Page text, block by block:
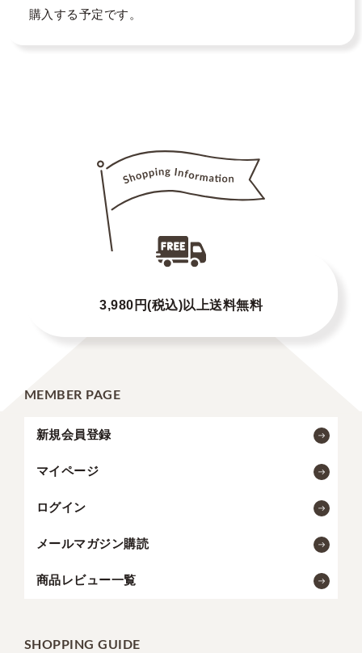
購入する予定です。
3,980円(税込)以上送料無料
MEMBER PAGE
新規会員登録
マイページ
ログイン
メールマガジン購読
商品レビュー一覧
SHOPPING GUIDE